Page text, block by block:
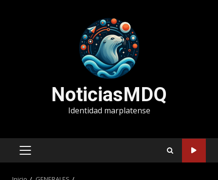
NoticiasMDQ
Identidad marplatense
MENÚ